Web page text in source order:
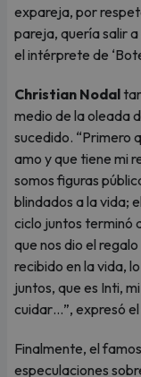
expareja, por
pareja, quería salir
el intérprete de
Christian Nodal
medio de la oleada
sucedido. “Primero
amo y que tiene mi
somos figuras
blindados a la vida;
ciclo juntos terminó
que nos dio el
recibido en la vida,
juntos, que es Inti,
cuidar…”, expresó
Finalmente, el
especulaciones